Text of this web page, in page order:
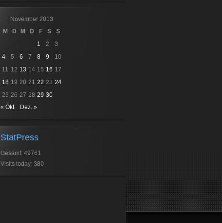
November 2013
M
D M D F S
S
1
2
3
4
5 6 7 8 9
10
11 12 13 14 15 16 17
18 19 20 21 22 23 24
25 26 27 28 29 30
« Okt.
Dez. »
StatPress
Gesamt: 49761
Visits today: 380